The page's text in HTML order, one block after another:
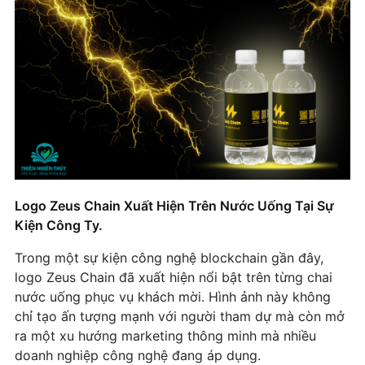
Logo Zeus Chain Xuất Hiện Trên Nước Uống Tại Sự
Kiện Công Ty.
Trong một sự kiện công nghệ blockchain gần đây,
logo Zeus Chain đã xuất hiện nổi bật trên từng chai
nước uống phục vụ khách mời. Hình ảnh này không
chỉ tạo ấn tượng mạnh với người tham dự mà còn mở
ra một xu hướng marketing thông minh mà nhiều
doanh nghiệp công nghệ đang áp dụng.